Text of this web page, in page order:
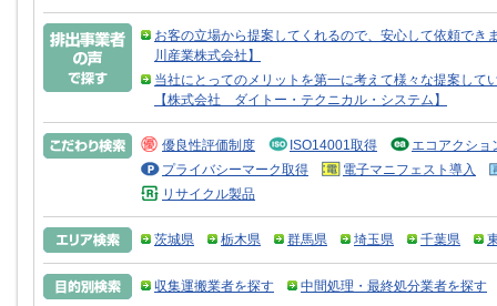
お客の立場から提案してくれるので、安心して依頼で
川産業株式会社】
当社にとってのメリットを第一に考えて様々な提案し
【株式会社 ダイトー・テクニカル・システム】
優良性評価制度 ISO14001取得
エコアクショ
プライバシーマーク取得
電子マニフェスト導入
リサイクル製品
茨城県 栃木県 群馬県 埼玉県 千葉県
収集運搬業者を探す 中間処理・最終処分業者を探す